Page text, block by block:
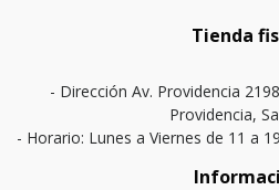
Tienda
- Dirección Av. Providencia
Providencia,
- Horario: Lunes a Viernes de 11 a